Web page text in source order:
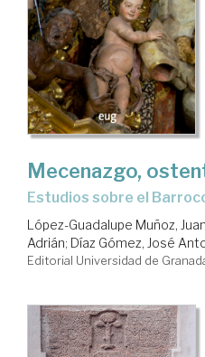
Mecenazgo,
estudios sobre el
López-Guadalupe Muñoz,
Adrián; Díaz Gómez, José
Editorial Universidad de